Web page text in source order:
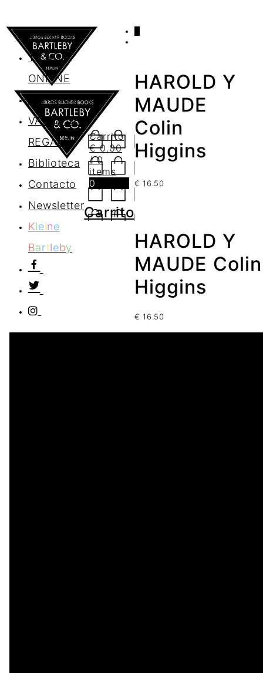
AGENDA
TIENDA
ONLINE
Nosotros
VALES DE
REGALO
Biblioteca
Contacto
Newsletter
Kleine
Bartleby
Carrito
€0.00
/ 0
items
0
Carrito
HAROLD Y
MAUDE
Colin
Higgins
€ 16.50
HAROLD Y
MAUDE Colin
Higgins
€ 16.50